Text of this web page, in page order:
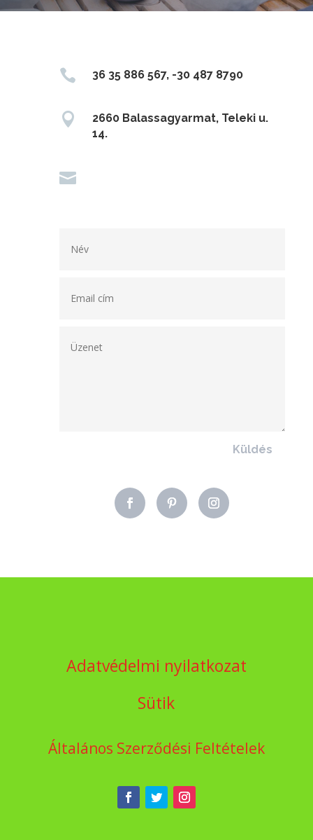
 36 35 886 567, -30 487 8790

2660 Balassagyarmat, Teleki u.
14.

Küldés
Adatvédelmi nyilatkozat
Sütik
Általános Szerződési Feltételek